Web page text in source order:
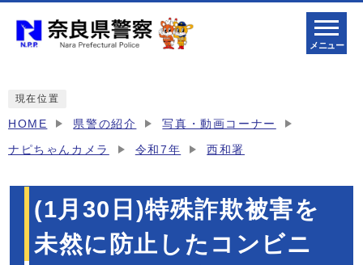
メニュー
現在位置
HOME 県警の紹介 写真・動画コーナー
ナピちゃんカメラ 令和7年 西和署
(1月30日)特殊詐欺被害を
未然に防止したコンビニ